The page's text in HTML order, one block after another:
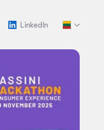
LinkedIn